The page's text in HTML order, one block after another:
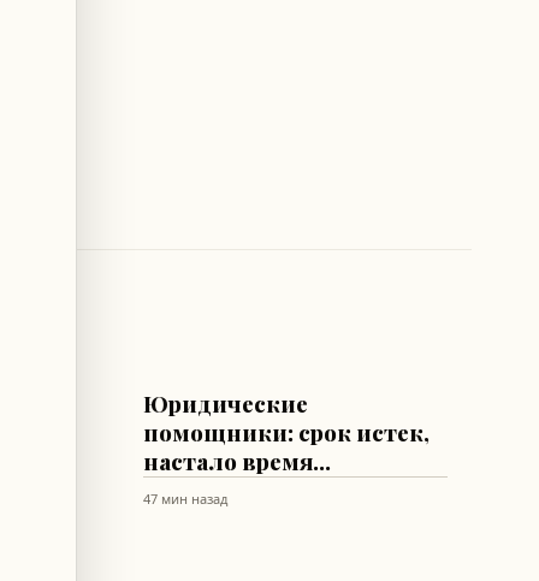
Юридические
помощники: срок истек,
настало время
противостояния
47 мин назад